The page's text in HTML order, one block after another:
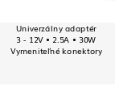
Univerzálny adaptér
3 - 12V • 2.5A • 30W
Vymeniteľné konektory